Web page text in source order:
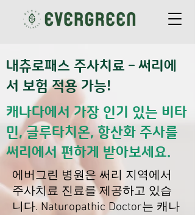
내츄로패스 주사치료 – 써리에
서 보험 적용 가능!
캐나다에서 가장 인기 있는 비타
민, 글루타치온, 항산화 주사를
써리에서 편하게 받아보세요.
에버그린 병원은 써리 지역에서
주사치료 진료를 제공하고 있습
니다. Naturopathic Doctor는 캐나